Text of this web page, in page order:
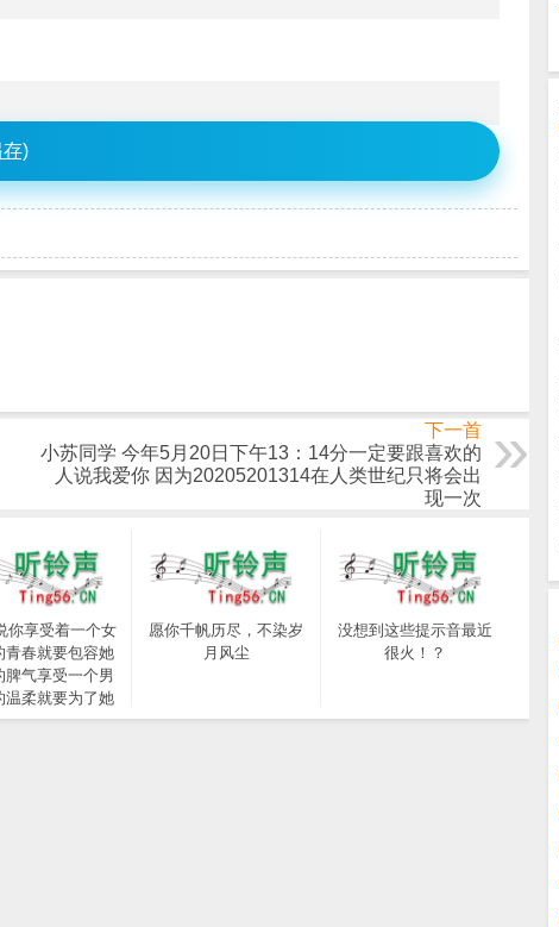
)
下一首
小苏同学 今年5月20日下午13：14分一定要跟喜欢的
人说我爱你 因为20205201314在人类世纪只将会出
现一次
你享受着一个女
青春就要包容她
脾气享受一个男
温柔就要为了她
所有的暧昧”
愿你千帆历尽，不染岁
月风尘
没想到这些提示音最近
很火！？